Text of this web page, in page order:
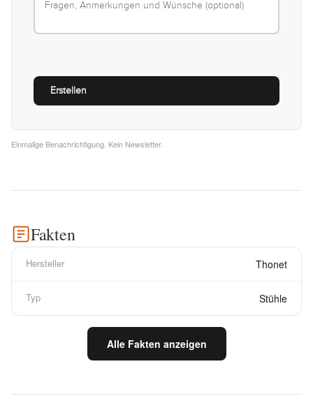
Einmalige Benachrichtigung. Kein Newsletter.
Fakten
Hersteller Thonet
Typ Stühle
Alle Fakten anzeigen